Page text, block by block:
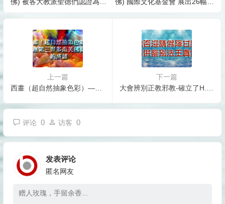
杰羌佛第三世
上一篇
西畫（超自然抽象色彩）—南無第三世多杰羌佛藝術上的成就
下一篇
评论 0 访客 0
发表评论
匿名网友